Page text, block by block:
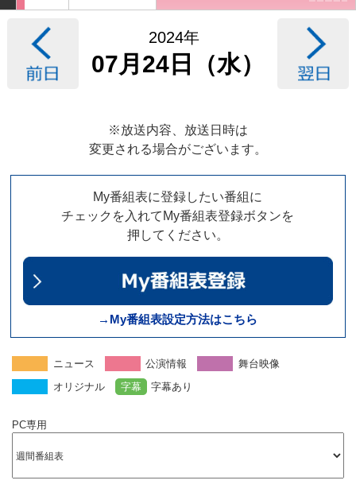
2024年
07月24日（水）
※放送内容、放送日時は
変更される場合がございます。
My番組表に登録したい番組に
チェックを入れてMy番組表登録ボタンを
押してください。
→My番組表設定方法はこちら
ニュース 公演情報
舞台映像
オリジナル
字幕 字幕あり
PC専用